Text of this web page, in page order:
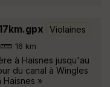
Violaines
16 km
à Haisnes jusqu'au
du canal à Wingles
»